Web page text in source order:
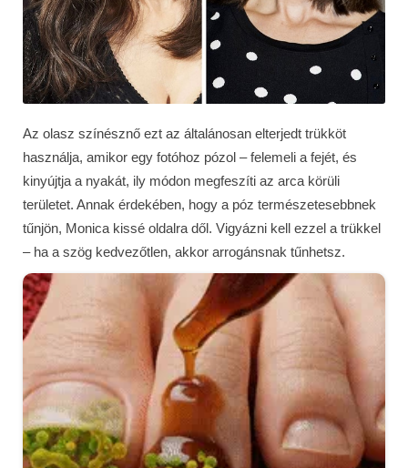
Az olasz színésznő ezt az általánosan elterjedt trükköt
használja, amikor egy fotóhoz pózol – felemeli a fejét, és
kinyújtja a nyakát, ily módon megfeszíti az arca körüli
területet. Annak érdekében, hogy a póz természetesebbnek
tűnjön, Monica kissé oldalra dől. Vigyázni kell ezzel a trükkel
– ha a szög kedvezőtlen, akkor arrogánsnak tűnhetsz.